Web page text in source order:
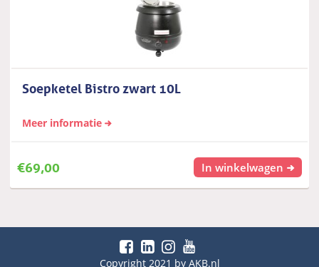
Soepketel Bistro zwart 10L
Meer informatie
€69,00 In winkelwagen
Copyright 2021 by AKB.nl